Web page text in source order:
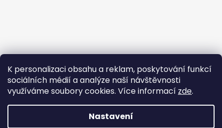
K personalizaci obsahu a reklam, poskytování funkcí
sociálních médií a analýze naší návštěvnosti
využíváme soubory cookies. Více informací zde.
Nastavení